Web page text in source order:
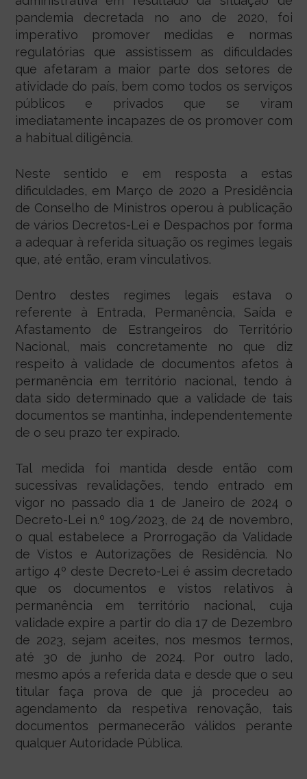
pandemia decretada no ano de 2020, foi
imperativo promover medidas e normas
regulatórias que assistissem as dificuldades
que afetaram a maior parte dos setores de
atividade do país, bem como todos os serviços
públicos e privados que se viram
imediatamente incapazes de os promover com
a habitual diligência.
Neste sentido e em resposta a estas
dificuldades, em Março de 2020 a Presidência
de Conselho de Ministros operou à publicação
de vários Decretos-Lei e Despachos por forma
a adequar à referida situação os regimes legais
que, até então, eram vinculativos.
Dentro destes regimes legais estava o
referente à Entrada, Permanência, Saída e
Afastamento de Estrangeiros do Território
Nacional, mais concretamente no que diz
respeito à validade de documentos afetos à
permanência em território nacional, tendo à
data sido determinado que a validade de tais
documentos se mantinha, independentemente
de o seu prazo ter expirado.
Tal medida foi mantida desde então com
sucessivas revalidações, tendo entrado em
vigor no passado dia 1 de Janeiro de 2024 o
Decreto-Lei n.º 109/2023, de 24 de novembro,
o qual estabelece a Prorrogação da Validade
de Vistos e Autorizações de Residência. No
artigo 4º deste Decreto-Lei é assim decretado
que os documentos e vistos relativos à
permanência em território nacional, cuja
validade expire a partir do dia 17 de Dezembro
de 2023, sejam aceites, nos mesmos termos,
até 30 de junho de 2024. Por outro lado,
mesmo após a referida data e desde que o seu
titular faça prova de que já procedeu ao
agendamento da respetiva renovação, tais
documentos permanecerão válidos perante
qualquer Autoridade Pública.